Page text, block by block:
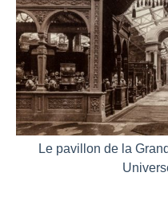
Le pavillon de la